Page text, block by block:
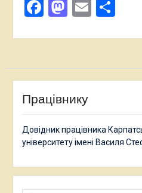
Facebook
Mastodon
Email
Працівнику
Довідник працівника
університету імені Василя
Пошук: